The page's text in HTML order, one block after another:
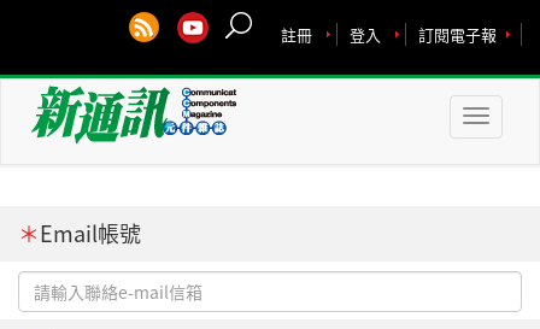
訂閱電子報
登入
註冊
Toggle
＊Email帳號